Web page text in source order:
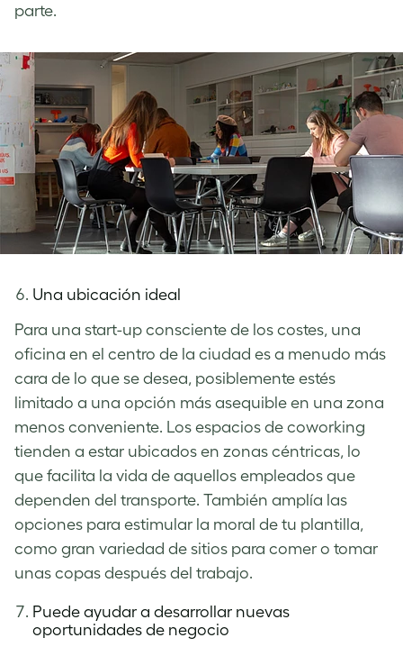
parte.
Una ubicación ideal
Para una start-up consciente de los costes, una
oficina en el centro de la ciudad es a menudo más
cara de lo que se desea, posiblemente estés
limitado a una opción más asequible en una zona
menos conveniente. Los espacios de coworking
tienden a estar ubicados en zonas céntricas, lo
que facilita la vida de aquellos empleados que
dependen del transporte. También amplía las
opciones para estimular la moral de tu plantilla,
como gran variedad de sitios para comer o tomar
unas copas después del trabajo.
Puede ayudar a desarrollar nuevas
oportunidades de negocio